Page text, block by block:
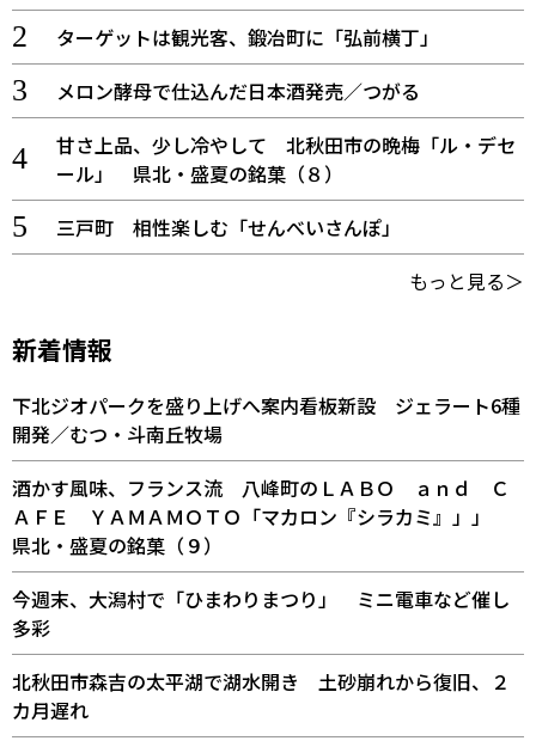
ターゲットは観光客、鍛冶町に「弘前横丁」
メロン酵母で仕込んだ日本酒発売／つがる
甘さ上品、少し冷やして 北秋田市の晩梅「ル・デセ
ール」 県北・盛夏の銘菓（８）
三戸町 相性楽しむ「せんべいさんぽ」
もっと見る＞
新着情報
下北ジオパークを盛り上げへ案内看板新設 ジェラート6種
開発／むつ・斗南丘牧場
酒かす風味、フランス流 八峰町のＬＡＢＯ ａｎｄ Ｃ
ＡＦＥ ＹＡＭＡＭＯＴＯ「マカロン『シラカミ』」」
県北・盛夏の銘菓（９）
今週末、大潟村で「ひまわりまつり」 ミニ電車など催し
多彩
北秋田市森吉の太平湖で湖水開き 土砂崩れから復旧、２
カ月遅れ